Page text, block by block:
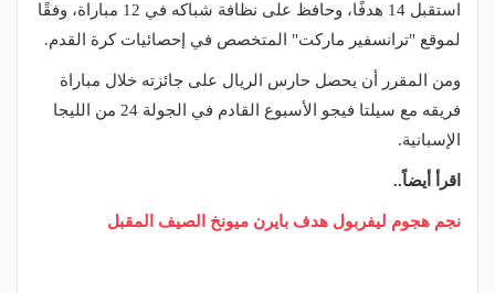
استقبل 14 هدفًا، وحافظ على نظافة شباكه في 12 مباراة، وفقًا
لموقع "ترانسفير ماركت" المتخصص في إحصائيات كرة القدم.
ومن المقرر أن يحصل حارس الريال على جائزته خلال مباراة
فريقه مع سيلتا فيجو الأسبوع القادم في الجولة 24 من الليجا
الإسبانية.
اقرأ أيضاً..
نجم هجوم ليفربول هدف بايرن ميونخ الصيف المقبل